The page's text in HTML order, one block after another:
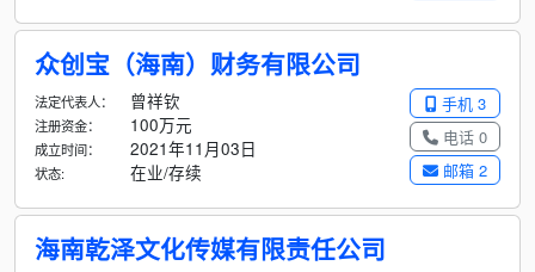
众创宝（海南）财务有限公司
手机 3
电话 0
邮箱 2
法定代表人： 曾祥钦
注册资金： 100万元
成立时间： 2021年11月03日
状态: 在业/存续
海南乾泽文化传媒有限责任公司